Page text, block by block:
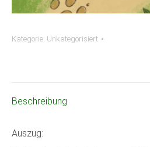
Kategorie: Unkategorisiert
Beschreibung
Auszug: